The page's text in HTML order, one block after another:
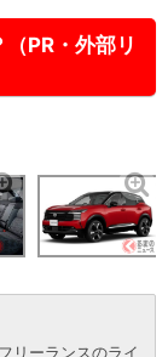
PR・外部リ
リーランスのライ